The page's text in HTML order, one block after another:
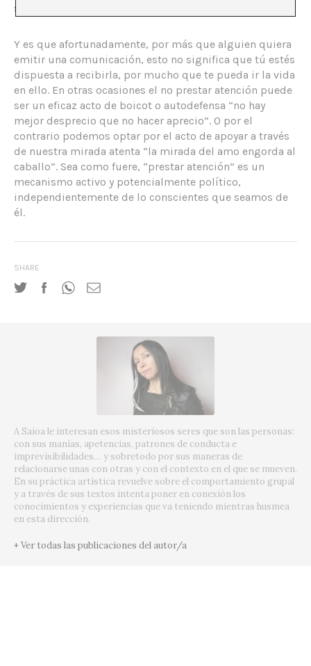
suficiente.
Y es que afortunadamente, por más que alguien quiera
emitir una comunicación, esto no significa que tú estés
dispuesta a recibirla, por mucho que te pueda ir la vida
en ello. En otras ocasiones el no prestar atención puede
ser un eficaz acto de boicot o autodefensa “no hay
mejor desprecio que no hacer aprecio”. O por el
contrario podemos optar por el acto de apoyar a través
de nuestra mirada atenta “la mirada del amo engorda al
caballo”. Sea como fuere, “prestar atención” es un
mecanismo activo y potencialmente político,
independientemente de lo conscientes que seamos de
él.
SHARE
A Saioa le interesan esos misteriosos seres que son las personas:
con sus manías, apetencias, patrones de conducta e
imprevisibilidades… y sobretodo por sus maneras de
relacionarse unas con otras y con el contexto en el que se mueven.
En su práctica artística revuelve sobre el comportamiento grupal
y a través de sus textos intenta poner en conexión los
conocimientos y experiencias que va teniendo mientras husmea
en esta dirección.
+ Ver todas las publicaciones del autor/a